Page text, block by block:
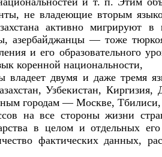
не владеющие вторым
активно мигрируют в
азербайджанцы — тоже
и его образовательного
коренной национальности,
владеет двумя и даже
Узбекистан,
городам — Москве,
на все стороны жизни
в целом и отдельных
фактических